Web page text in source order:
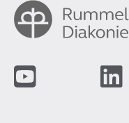
Fußzeile